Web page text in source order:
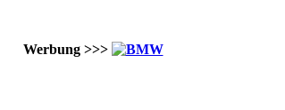
Werbung >>>